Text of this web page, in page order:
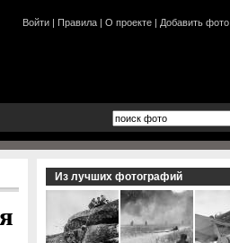
Войти | Правила | О проекте | Добавить фото
Из лучших фотографий